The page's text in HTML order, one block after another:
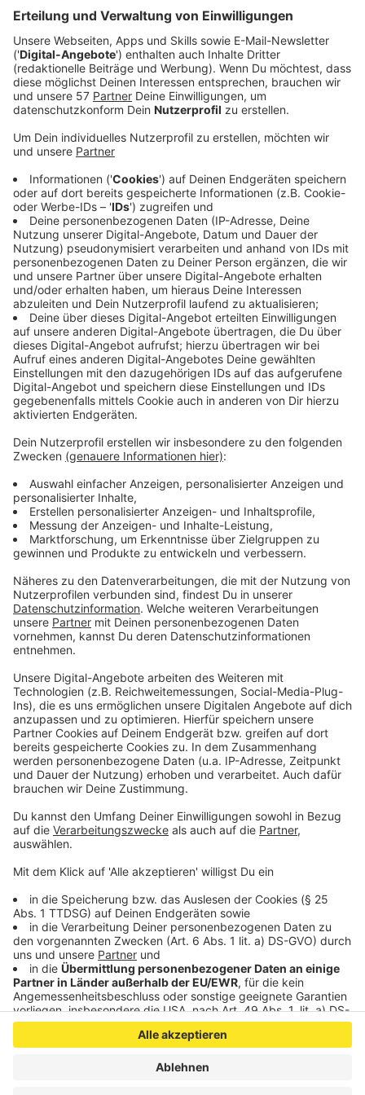
In Eschweiler gibt es wieder den Stadthonig von den
Bienenvölkern auf dem Rathausdach.
In diesem Jahr ist die Ernte zwar mit nur 216 Gläsern
um ein Viertel geringer ausgefallen als vor einem Jahr.
Aber dafür schmeckt der Stadthonig 2024 besonders
gut, sagt Imker Wolfgang Zylus.
Kaufen könnt Ihr ihn im Rathaus an der Bürgerinfo - so
lange der Vorrat reicht. 500 Gramm kosten acht Euro -
plus 50 Cent Pfand für das Glas. 2,50 Euro davon
gehen als Spende an Umweltprojekte.
Dass der Ertrag in diesem Jahr bescheidener
ausgefallen ist, liegt an der über lange Zeit kühlen und
feuchten Witterung. Aber es hätte schlimmer kommen
können, meint Zylus' Frau Uschi: „Die asiatische
Hornisse ist derzeit sehr präsent, weil sie sich stark
und frisst Bienen.“ Die vier Völker auf dem Rathaus, die
Angriffen und Verlusten verschont geblieben.
DIe Öffnungszeiten der Bürgerinformation im Foyer:
Montag bis Mittwoch von 8 bis 15.30 Uhr, donnerstags
von 8 bis 18 Uhr sowie am Freitag zwischen 8 und
12.30 Uhr.
(Foto oben: Freuen sich über die neue Ernte des
Idee hatte, Bienenvölker auf dem Rathausdach
anzusiedeln, Bürgermeisterin Nadine Leonhardt sowie
das Imker-Ehepaar Wolfgang und Uschi Zylus.)
Anzeige
©Michael Grobusch
Anzeige